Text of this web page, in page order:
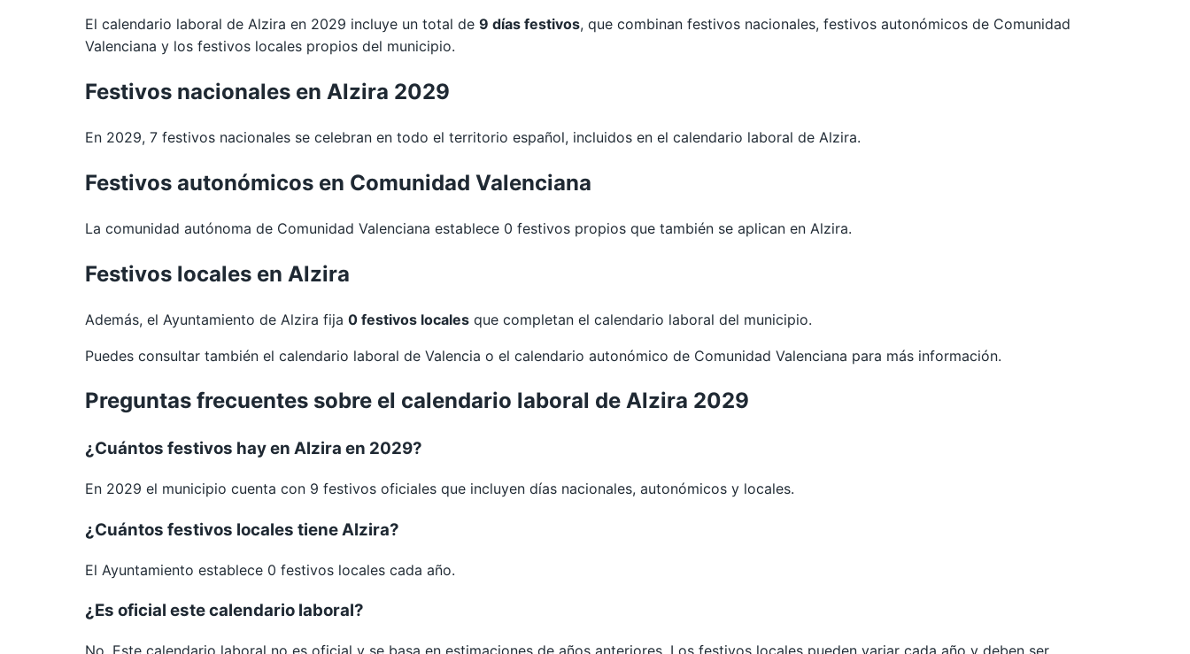
El calendario laboral de Alzira en 2029 incluye un total de 9 días festivos, que combinan festivos nacionales, festivos autonómicos de Comunidad
Valenciana y los festivos locales propios del municipio.
Festivos nacionales en Alzira 2029
En 2029, 7 festivos nacionales se celebran en todo el territorio español, incluidos en el calendario laboral de Alzira.
Festivos autonómicos en Comunidad Valenciana
La comunidad autónoma de Comunidad Valenciana establece 0 festivos propios que también se aplican en Alzira.
Festivos locales en Alzira
Además, el Ayuntamiento de Alzira fija 0 festivos locales que completan el calendario laboral del municipio.
Puedes consultar también el calendario laboral de Valencia o el calendario autonómico de Comunidad Valenciana para más información.
Preguntas frecuentes sobre el calendario laboral de Alzira 2029
¿Cuántos festivos hay en Alzira en 2029?
En 2029 el municipio cuenta con 9 festivos oficiales que incluyen días nacionales, autonómicos y locales.
¿Cuántos festivos locales tiene Alzira?
El Ayuntamiento establece 0 festivos locales cada año.
¿Es oficial este calendario laboral?
No. Este calendario laboral no es oficial y se basa en estimaciones de años anteriores. Los festivos locales pueden variar cada año y deben ser